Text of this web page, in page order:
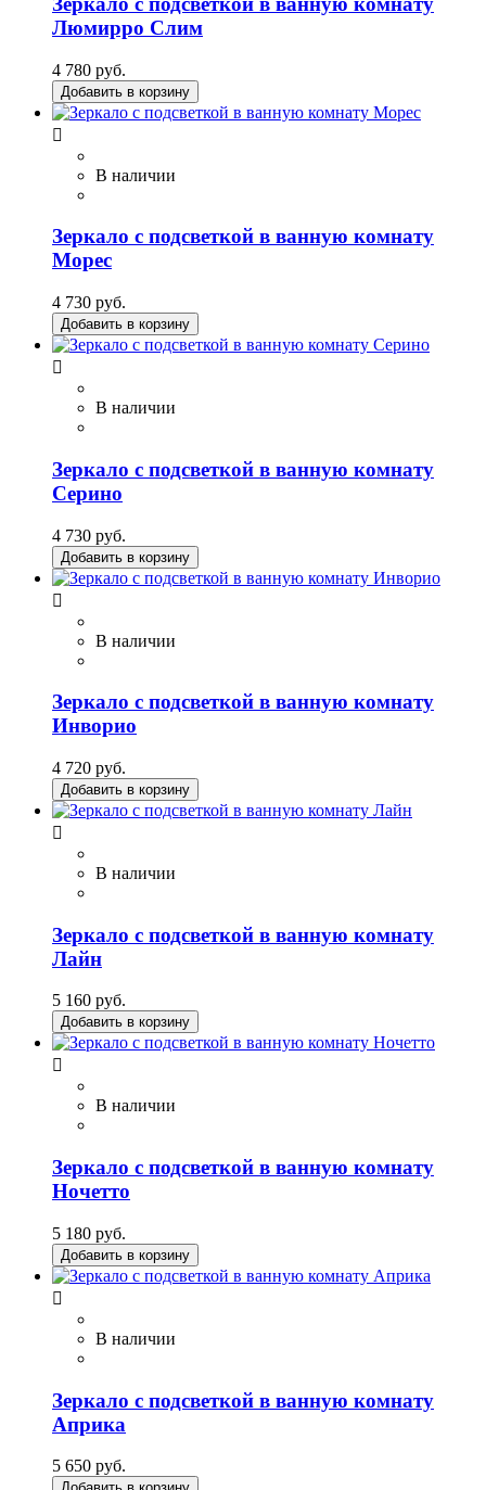
Люмирро Слим
4 780 руб.
Добавить в корзину

В наличии
Зеркало с подсветкой в ванную комнату
Морес
4 730 руб.
Добавить в корзину

В наличии
Зеркало с подсветкой в ванную комнату
Серино
4 730 руб.
Добавить в корзину

В наличии
Зеркало с подсветкой в ванную комнату
Инворио
4 720 руб.
Добавить в корзину

В наличии
Зеркало с подсветкой в ванную комнату
Лайн
5 160 руб.
Добавить в корзину

В наличии
Зеркало с подсветкой в ванную комнату
Ночетто
5 180 руб.
Добавить в корзину

В наличии
Зеркало с подсветкой в ванную комнату
Априка
5 650 руб.